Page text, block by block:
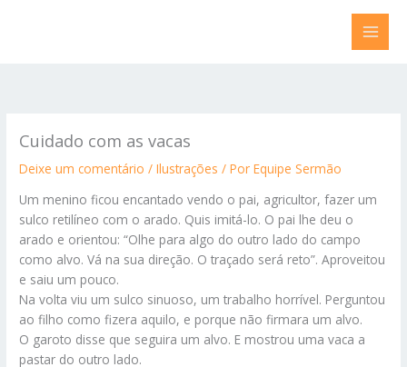
Cuidado com as vacas
Deixe um comentário /Ilustrações / PorEquipe Sermão
Um menino ficou encantado vendo o pai, agricultor, fazer um
sulco retilíneo com o arado. Quis imitá-lo. O pai lhe deu o
arado e orientou: “Olhe para algo do outro lado do campo
como alvo. Vá na sua direção. O traçado será reto”. Aproveitou
e saiu um pouco.
Na volta viu um sulco sinuoso, um trabalho horrível. Perguntou
ao filho como fizera aquilo, e porque não firmara um alvo.
O garoto disse que seguira um alvo. E mostrou uma vaca a
pastar do outro lado.